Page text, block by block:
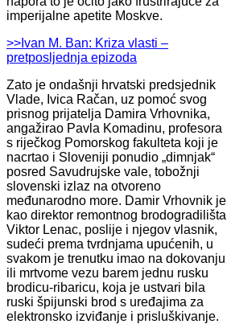
imperijalne apetite Moskve.
>>Ivan M. Ban: Kriza vlasti –
pretposljednja epizoda
Zato je ondašnji hrvatski predsjednik
Vlade, Ivica Račan, uz pomoć svog
prisnog prijatelja Damira Vrhovnika,
angažirao Pavla Komadinu, profesora
s riječkog Pomorskog fakulteta koji je
nacrtao i Sloveniji ponudio „dimnjak“
posred Savudrujske vale, tobožnji
slovenski izlaz na otvoreno
međunarodno more. Damir Vrhovnik je
kao direktor remontnog brodogradilišta
Viktor Lenac, poslije i njegov vlasnik,
sudeći prema tvrdnjama upućenih, u
svakom je trenutku imao na dokovanju
ili mrtvome vezu barem jednu rusku
brodicu-ribaricu, koja je ustvari bila
ruski špijunski brod s uređajima za
elektronsko izviđanje i prisluškivanje.